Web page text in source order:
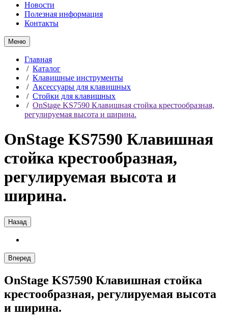
Новости
Полезная информация
Контакты
Меню
Главная
/ Каталог
/ Клавишные инструменты
/ Аксессуары для клавишных
/ Стойки для клавишных
/ OnStage KS7590 Клавишная стойка крестообразная,
регулируемая высота и ширина.
OnStage KS7590 Клавишная
стойка крестообразная,
регулируемая высота и
ширина.
Назад
Вперед
OnStage KS7590 Клавишная стойка
крестообразная, регулируемая высота
и ширина.